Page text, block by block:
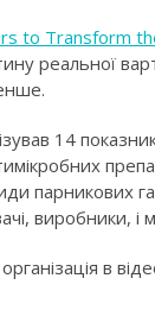
to Transform
реальної
14
парникових
виробники, і
в